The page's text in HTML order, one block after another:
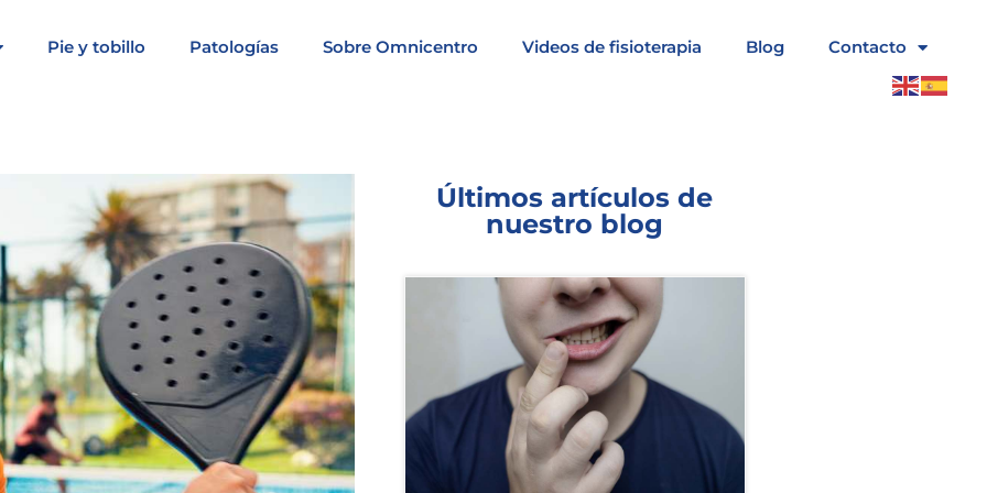
Pie y tobillo Patologías Sobre Omnicentro Videos de fisioterapia Blog Contacto
Últimos artículos de
nuestro blog